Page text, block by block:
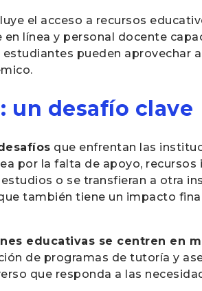
el acceso a recursos
línea y personal docente
pueden aprovechar
un desafío clave
que enfrentan las
por la falta de apoyo,
o se transfieran a otra
también tiene un impacto
educativas se centren en
de programas de tutoría y
que responda a las